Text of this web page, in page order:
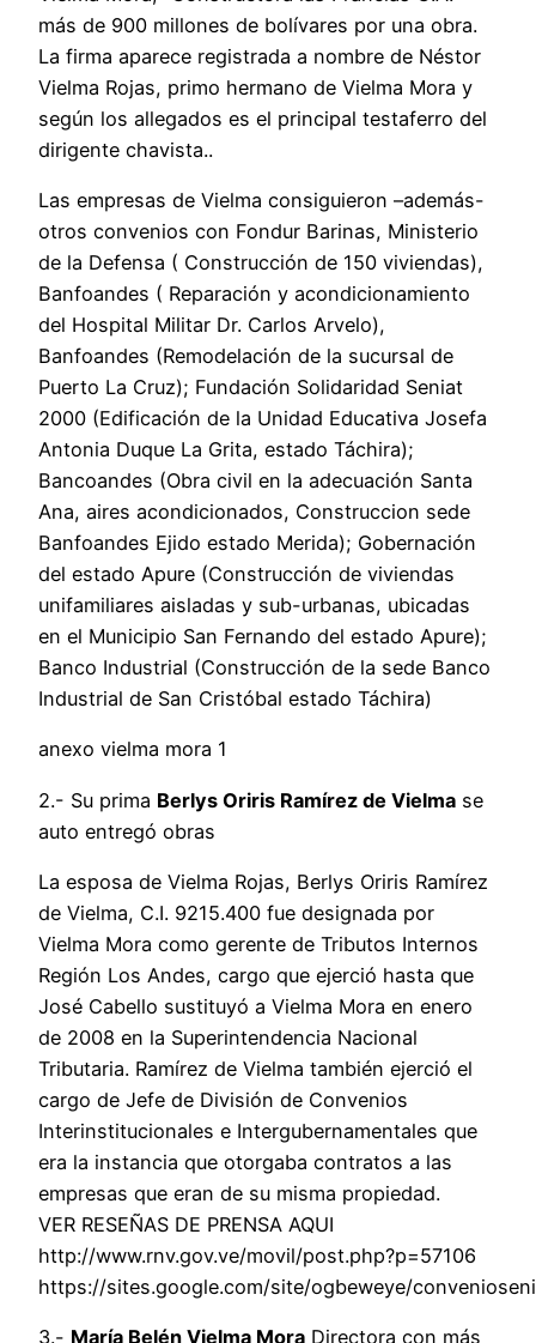
más de 900 millones de bolívares por una obra.
La firma aparece registrada a nombre de Néstor
Vielma Rojas, primo hermano de Vielma Mora y
según los allegados es el principal testaferro del
dirigente chavista..
Las empresas de Vielma consiguieron –además-
otros convenios con Fondur Barinas, Ministerio
de la Defensa ( Construcción de 150 viviendas),
Banfoandes ( Reparación y acondicionamiento
del Hospital Militar Dr. Carlos Arvelo),
Banfoandes (Remodelación de la sucursal de
Puerto La Cruz); Fundación Solidaridad Seniat
2000 (Edificación de la Unidad Educativa Josefa
Antonia Duque La Grita, estado Táchira);
Bancoandes (Obra civil en la adecuación Santa
Ana, aires acondicionados, Construccion sede
Banfoandes Ejido estado Merida); Gobernación
del estado Apure (Construcción de viviendas
unifamiliares aisladas y sub-urbanas, ubicadas
en el Municipio San Fernando del estado Apure);
Banco Industrial (Construcción de la sede Banco
Industrial de San Cristóbal estado Táchira)
anexo vielma mora 1
2.- Su prima Berlys Oriris Ramírez de Vielma se
auto entregó obras
La esposa de Vielma Rojas, Berlys Oriris Ramírez
de Vielma, C.I. 9215.400 fue designada por
Vielma Mora como gerente de Tributos Internos
Región Los Andes, cargo que ejerció hasta que
José Cabello sustituyó a Vielma Mora en enero
de 2008 en la Superintendencia Nacional
Tributaria. Ramírez de Vielma también ejerció el
cargo de Jefe de División de Convenios
Interinstitucionales e Intergubernamentales que
era la instancia que otorgaba contratos a las
empresas que eran de su misma propiedad.
VER RESEÑAS DE PRENSA AQUI
http://www.rnv.gov.ve/movil/post.php?p=57106
https://sites.google.com/site/ogbeweye/
3.- María Belén Vielma Mora Directora con más